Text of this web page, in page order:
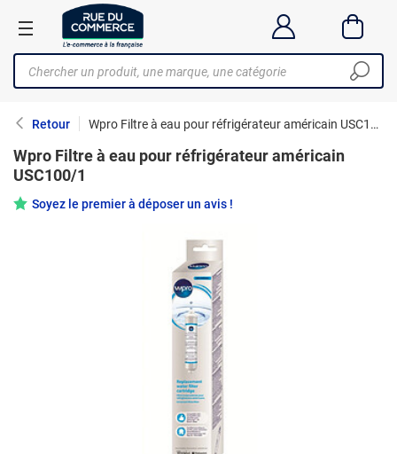
Retour Wpro Filtre à eau pour réfrigérateur américain USC100/1
Wpro Filtre à eau pour réfrigérateur américain
USC100/1
Soyez le premier à déposer un avis !